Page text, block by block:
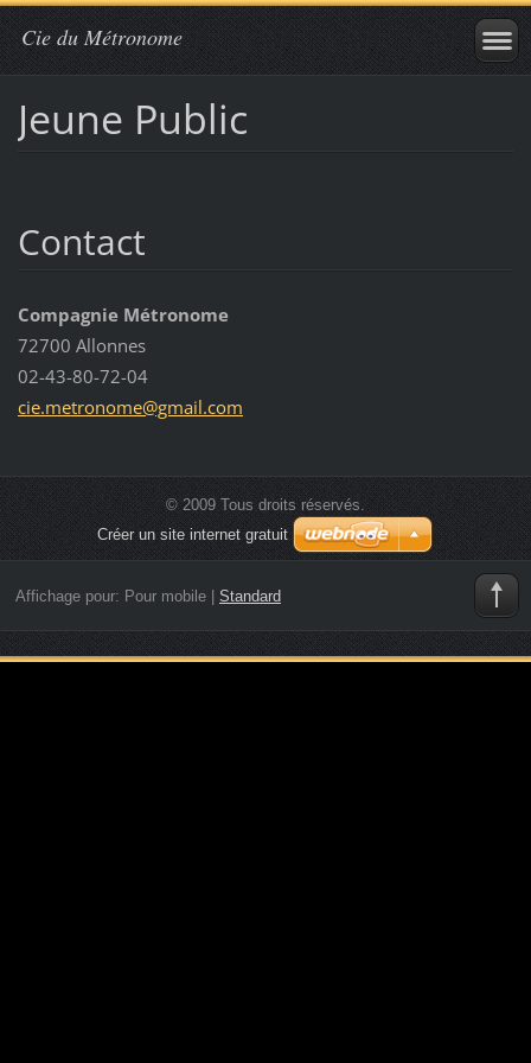
Cie du Métronome
Jeune Public
Contact
Compagnie Métronome
72700 Allonnes
02-43-80-72-04
cie.metronome@gmail.com
© 2009 Tous droits réservés.
Créer un site internet gratuit
Affichage pour: Pour mobile| Standard